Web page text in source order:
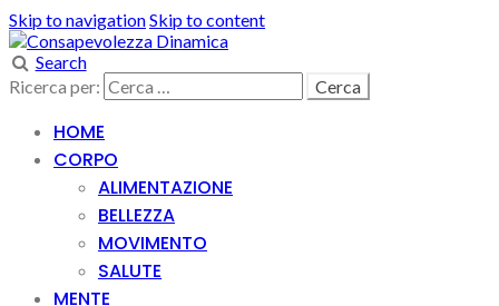
Skip to navigationSkip to content
Search
Ricerca per:
HOME
CORPO
ALIMENTAZIONE
BELLEZZA
MOVIMENTO
SALUTE
MENTE